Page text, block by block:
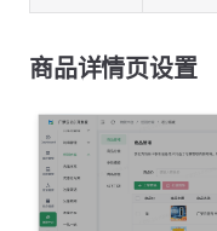
商品详情页设置